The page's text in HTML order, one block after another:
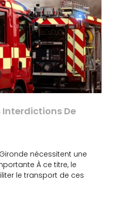
Interdictions De
nécessitent une
À ce titre, le
le transport de ces